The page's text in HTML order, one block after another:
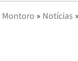
Montoro » Notícias »